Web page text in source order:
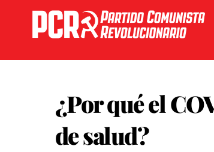
content
¿Por qué el
de salud?